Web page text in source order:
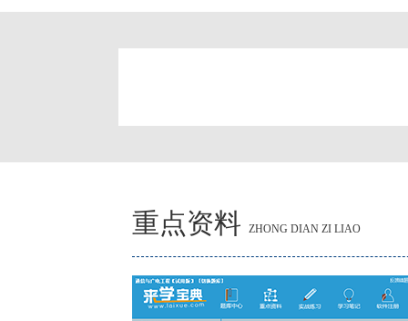
重点资料 ZHONG DIAN ZI LIAO